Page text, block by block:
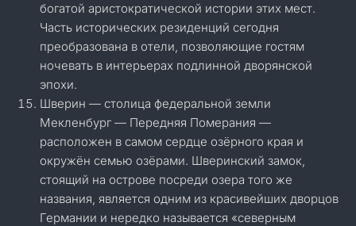
богатой аристократической истории этих мест.
Часть исторических резиденций сегодня
преобразована в отели, позволяющие гостям
ночевать в интерьерах подлинной дворянской
эпохи.
Шверин — столица федеральной земли
Мекленбург — Передняя Померания —
расположен в самом сердце озёрного края и
окружён семью озёрами. Шверинский замок,
стоящий на острове посреди озера того же
названия, является одним из красивейших дворцов
Германии и нередко называется «северным